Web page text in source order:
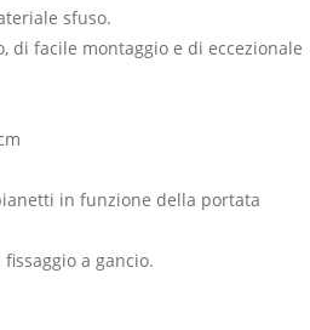
sfuso.
facile montaggio e di eccezionale
in funzione della portata
a gancio.